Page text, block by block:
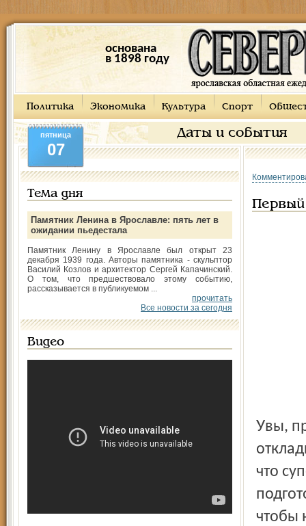
основана
в 1898 году
Политика Экономика Культура Спорт
Даты и события
пятница
07
Тема дня
Памятник Ленина в Ярославле: пять лет в
ожидании пьедестала
Памятник Ленину в Ярославле был открыт 23
декабря 1939 года. Авторы памятника - скульптор
Василий Козлов и архитектор Сергей Капачинский.
О том, что предшествовало этому событию,
рассказывается в публикуемом ...
прочитать
Все новости за сегодня
Видео
Первый
Увы, праздник футбола для ярославских болельщиков
что
чтобы